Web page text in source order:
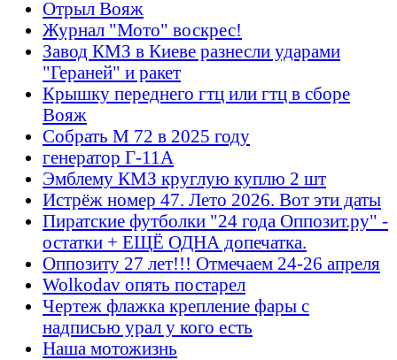
Отрыл Вояж
Журнал "Мото" воскрес!
Завод КМЗ в Киеве разнесли ударами
"Гераней" и ракет
Крышку переднего гтц или гтц в сборе
Вояж
Собрать М 72 в 2025 году
генератор Г-11А
Эмблему КМЗ круглую куплю 2 шт
Истрёж номер 47. Лето 2026. Вот эти даты
Пиратские футболки "24 года Оппозит.ру" -
остатки + ЕЩЁ ОДНА допечатка.
Оппозиту 27 лет!!! Отмечаем 24-26 апреля
Wolkodav опять постарел
Чертеж флажка крепление фары с
надписью урал у кого есть
Наша мотожизнь